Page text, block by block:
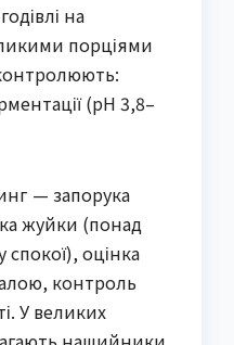
на
порціями
(рН 3,8–
— запорука
жуйки (понад
спокої), оцінка
контроль
У великих